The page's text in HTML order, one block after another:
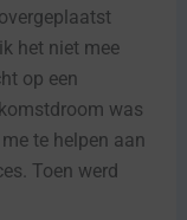
het niet mee
op een
was
te helpen aan
Toen werd